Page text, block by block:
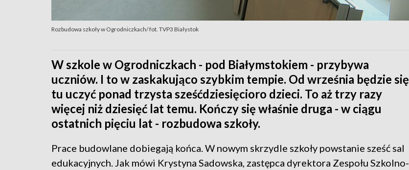
Rozbudowa szkoły w Ogrodniczkach/ fot. TVP3 Białystok
W szkole w Ogrodniczkach - pod Białymstokiem - przybywa
uczniów. I to w zaskakująco szybkim tempie. Od września będzie się
tu uczyć ponad trzysta sześćdziesięcioro dzieci. To aż trzy razy
więcej niż dziesięć lat temu. Kończy się właśnie druga - w ciągu
ostatnich pięciu lat - rozbudowa szkoły.
Prace budowlane dobiegają końca. W nowym skrzydle szkoły powstanie sześć sal
edukacyjnych. Jak mówi Krystyna Sadowska, zastępca dyrektora Zespołu Szkolno-